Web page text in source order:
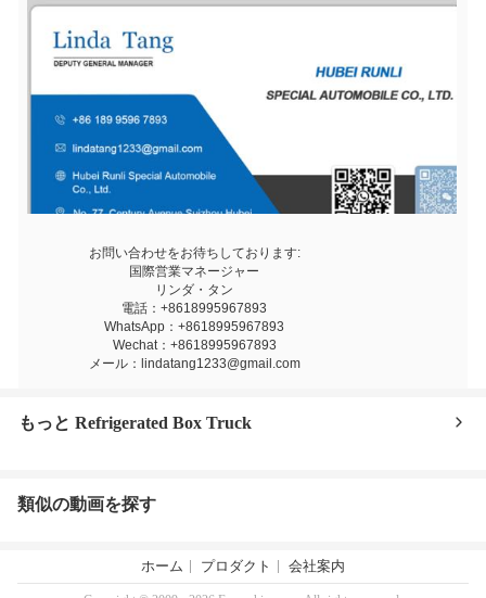
お問い合わせをお待ちしております:
国際営業マネージャー
リンダ・タン
電話：+8618995967893
WhatsApp：+8618995967893
Wechat：+8618995967893
メール：lindatang1233@gmail.com
もっと Refrigerated Box Truck
類似の動画を探す
ホーム プロダクト 会社案内